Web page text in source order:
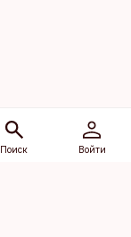
Поиск Войти